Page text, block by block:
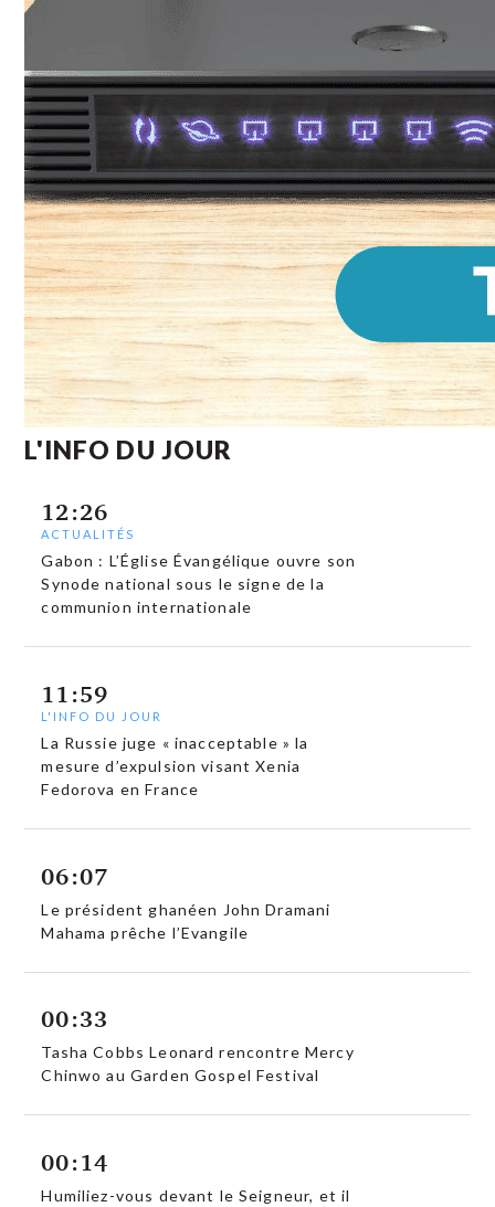
L'INFO DU JOUR
12:26
ACTUALITÉS
Gabon : L’Église Évangélique ouvre son
Synode national sous le signe de la
communion internationale
11:59
L'INFO DU JOUR
La Russie juge « inacceptable » la
mesure d’expulsion visant Xenia
Fedorova en France
06:07
Le président ghanéen John Dramani
Mahama prêche l’Evangile
00:33
Tasha Cobbs Leonard rencontre Mercy
Chinwo au Garden Gospel Festival
00:14
Humiliez-vous devant le Seigneur, et il